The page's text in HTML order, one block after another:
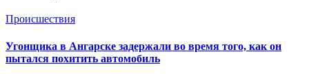
Происшествия
Угонщика в Ангарске задержали во время того, как он
пытался похитить автомобиль